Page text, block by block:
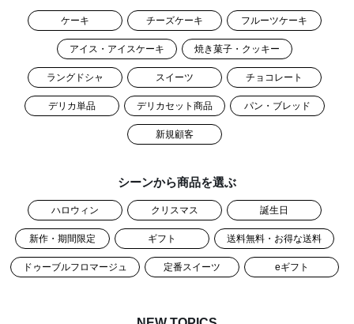
ケーキ チーズケーキ フルーツケーキ
アイス・アイスケーキ 焼き菓子・クッキー
ラングドシャ スイーツ チョコレート
デリカ単品 デリカセット商品 パン・ブレッド
新規顧客
シーンから商品を選ぶ
ハロウィン クリスマス 誕生日
新作・期間限定 ギフト 送料無料・お得な送料
ドゥーブルフロマージュ 定番スイーツ eギフト